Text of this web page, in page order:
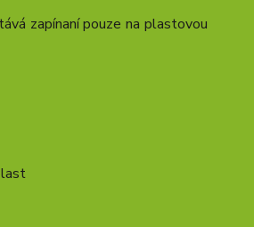
zapínaní pouze na plastovou